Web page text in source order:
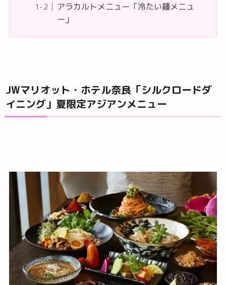
アラカルトメニュー「冷たい麺メニュ
ー」
JWマリオット・ホテル奈良「シルクロードダ
イニング」夏限定アジアンメニュー